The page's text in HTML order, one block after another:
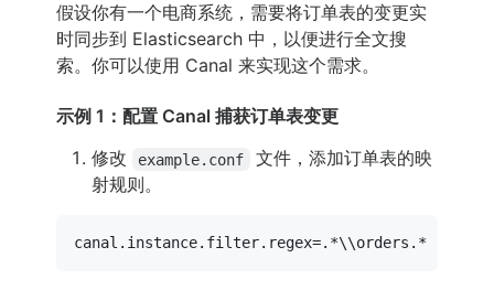
假设你有一个电商系统，需要将订单表的变更实
时同步到 Elasticsearch 中，以便进行全文搜
索。你可以使用 Canal 来实现这个需求。
示例 1：配置 Canal 捕获订单表变更
修改
example.conf
文件，添加订单表的映
射规则。
canal.instance.filter.regex=.*\\orders.*